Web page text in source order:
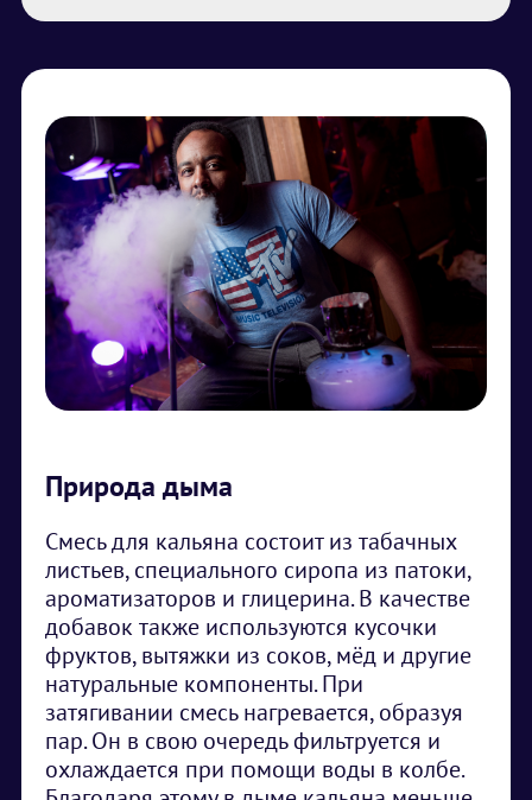
Природа дыма
Смесь для кальяна состоит из табачных
листьев, специального сиропа из патоки,
ароматизаторов и глицерина. В качестве
добавок также используются кусочки
фруктов, вытяжки из соков, мёд и другие
натуральные компоненты. При
затягивании смесь нагревается, образуя
пар. Он в свою очередь фильтруется и
охлаждается при помощи воды в колбе.